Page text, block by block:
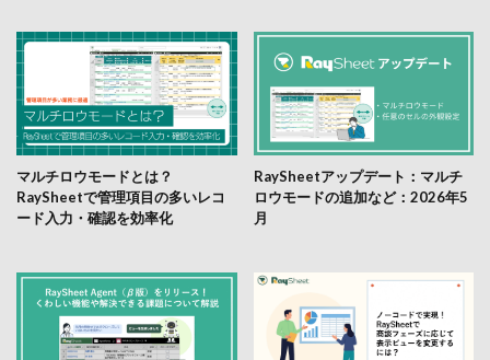
マルチロウモードとは？
RaySheetで管理項目の多いレコ
ード入力・確認を効率化
RaySheetアップデート：マルチ
ロウモードの追加など：2026年5
月